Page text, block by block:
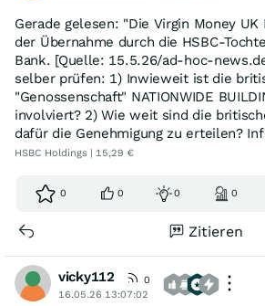
Gerade gelesen: "Die Virgin Money
der Übernahme durch die HSBC-
Bank. [Quelle: 15.5.26/ad-hoc-
selber prüfen: 1) Inwieweit ist die
"Genossenschaft" NATIONWIDE
involviert? 2) Wie weit sind die
dafür die Genehmigung zu erteilen?
HSBC Holdings | 15,29 €
0 0 0 0
Zitieren
vicky112
0
16.05.26 13:07:02